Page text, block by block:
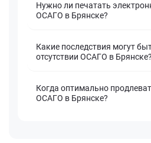
Нужно ли печатать
ОСАГО в Брянске?
Какие последствия могут
отсутствии ОСАГО в Брянске?
Когда оптимально
ОСАГО в Брянске?